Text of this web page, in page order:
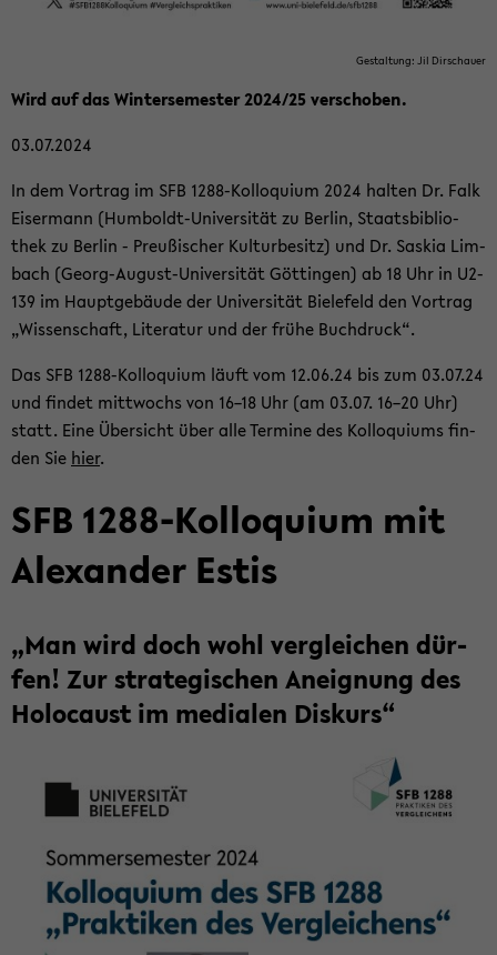
Ge­stal­tung: Jil Dir­schau­er
Wird auf das Win­ter­se­mes­ter 2024/25 ver­scho­ben.
03.07.2024
In dem Vor­trag im SFB 1288-​Kolloquium 2024 hal­ten Dr. Falk
Eis­er­mann (Humboldt-​Universität zu Ber­lin, Staats­bi­blio­
thek zu Ber­lin - Preu­ßi­scher Kul­tur­be­sitz) und Dr. Sas­kia Lim­
bach (Georg-​August-Universität Göt­tin­gen) ab 18 Uhr in U2-​
139 im Haupt­ge­bäu­de der Uni­ver­si­tät Bie­le­feld den Vor­trag
„Wis­sen­schaft, Li­te­ra­tur und der frühe Buch­druck“.
Das SFB 1288-​Kolloquium läuft vom 12.06.24 bis zum 03.07.24
und fin­det mitt­wochs von 16–18 Uhr (am 03.07. 16–20 Uhr)
statt. Eine Über­sicht über alle Ter­mi­ne des Kol­lo­qui­ums fin­
den Sie hier.
SFB 1288-​Kolloquium mit
Alex­an­der Estis
„Man wird doch wohl ver­glei­chen dür­
fen! Zur stra­te­gi­schen An­eig­nung des
Ho­lo­caust im me­dia­len Dis­kurs“